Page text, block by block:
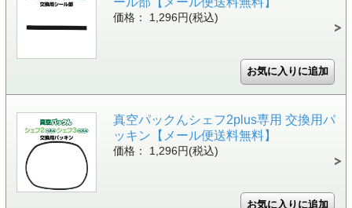
価格： 1,296円(税込)
真空パックんシェフ2plus専用 交換用パ
ッキン【メール便送料無料】
価格： 1,296円(税込)